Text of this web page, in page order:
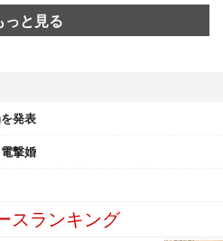
っと見る
発表
撃婚
スランキング